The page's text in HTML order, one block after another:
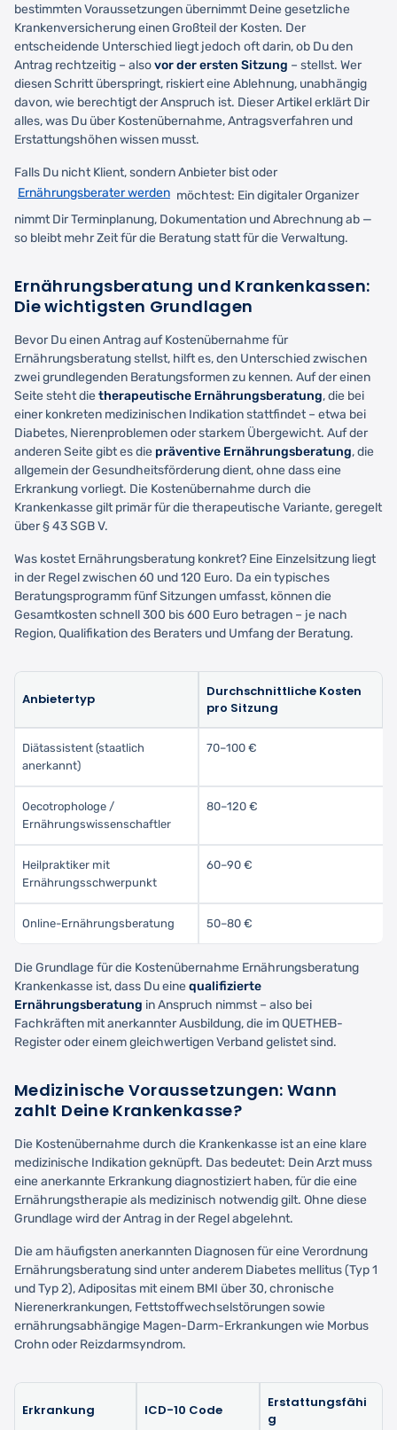
bestimmten Voraussetzungen übernimmt Deine gesetzliche
Krankenversicherung einen Großteil der Kosten. Der
entscheidende Unterschied liegt jedoch oft darin, ob Du den
Antrag rechtzeitig – alsovor der ersten Sitzung – stellst. Wer
diesen Schritt überspringt, riskiert eine Ablehnung, unabhängig
davon, wie berechtigt der Anspruch ist. Dieser Artikel erklärt Dir
alles, was Du über Kostenübernahme, Antragsverfahren und
Erstattungshöhen wissen musst.
Falls Du nicht Klient, sondern Anbieter bist oder
Ernährungsberater werden möchtest: Ein digitaler Organizer
nimmt Dir Terminplanung, Dokumentation und Abrechnung ab —
so bleibt mehr Zeit für die Beratung statt für die Verwaltung.
Ernährungsberatung und Krankenkassen:
Die wichtigsten Grundlagen
Bevor Du einen Antrag auf Kostenübernahme für
Ernährungsberatung stellst, hilft es, den Unterschied zwischen
zwei grundlegenden Beratungsformen zu kennen. Auf der einen
Seite steht dietherapeutische Ernährungsberatung, die bei
einer konkreten medizinischen Indikation stattfindet – etwa bei
Diabetes, Nierenproblemen oder starkem Übergewicht. Auf der
anderen Seite gibt es die präventive Ernährungsberatung, die
allgemein der Gesundheitsförderung dient, ohne dass eine
Erkrankung vorliegt. Die Kostenübernahme durch die
Krankenkasse gilt primär für die therapeutische Variante, geregelt
über § 43 SGB V.
Was kostet Ernährungsberatung konkret? Eine Einzelsitzung liegt
in der Regel zwischen 60 und 120 Euro. Da ein typisches
Beratungsprogramm fünf Sitzungen umfasst, können die
Gesamtkosten schnell 300 bis 600 Euro betragen – je nach
Region, Qualifikation des Beraters und Umfang der Beratung.
Anbietertyp
Durchschnittliche Kosten
pro Sitzung
Diätassistent (staatlich
anerkannt)
70–100 €
Oecotrophologe /
Ernährungswissenschaftler
80–120 €
Heilpraktiker mit
Ernährungsschwerpunkt
60–90 €
Online-Ernährungsberatung 50–80 €
Die Grundlage für die Kostenübernahme Ernährungsberatung
Krankenkasse ist, dass Du einequalifizierte
Ernährungsberatung in Anspruch nimmst – also bei
Fachkräften mit anerkannter Ausbildung, die im QUETHEB-
Register oder einem gleichwertigen Verband gelistet sind.
Medizinische Voraussetzungen: Wann
zahlt Deine Krankenkasse?
Die Kostenübernahme durch die Krankenkasse ist an eine klare
medizinische Indikation geknüpft. Das bedeutet: Dein Arzt muss
eine anerkannte Erkrankung diagnostiziert haben, für die eine
Ernährungstherapie als medizinisch notwendig gilt. Ohne diese
Grundlage wird der Antrag in der Regel abgelehnt.
Die am häufigsten anerkannten Diagnosen für eine Verordnung
Ernährungsberatung sind unter anderem Diabetes mellitus (Typ 1
und Typ 2), Adipositas mit einem BMI über 30, chronische
Nierenerkrankungen, Fettstoffwechselstörungen sowie
ernährungsabhängige Magen-Darm-Erkrankungen wie Morbus
Crohn oder Reizdarmsyndrom.
Erkrankung ICD-10 Code
Erstattungsfähi
g